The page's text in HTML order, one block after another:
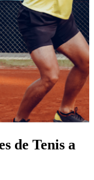
de Tenis a